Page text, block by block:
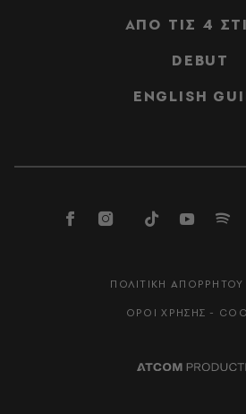
ΑΠΟ ΤΙΣ 4
DEBUT
ENGLISH
ΠΟΛΙΤΙΚΗ ΑΠΟΡΡΗΤΟΥ
ΟΡΟΙ ΧΡΗΣΗΣ -